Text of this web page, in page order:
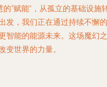
“赋能”，从孤立的基础设施
发，我们正在通过持续不懈的
智能的能源未来。这场魔幻之
变世界的力量。